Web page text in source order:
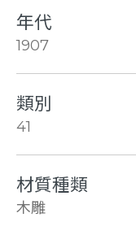
年代
1907
類別
41
材質種類
木雕